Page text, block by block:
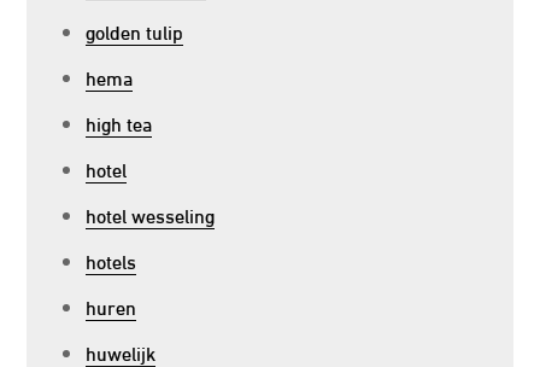
golden tulip
hema
high tea
hotel
hotel wesseling
hotels
huren
huwelijk